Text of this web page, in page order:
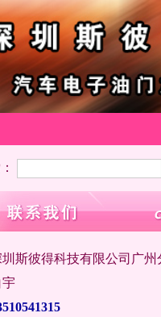
斯彼得科技有限公司广州